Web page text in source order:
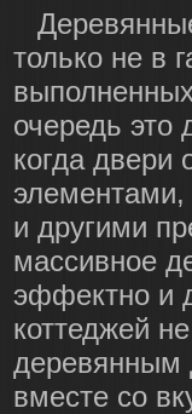
только не в
очередь это
когда двери
и другими
массивное
эффектно и
коттеджей
деревянным
вместе со